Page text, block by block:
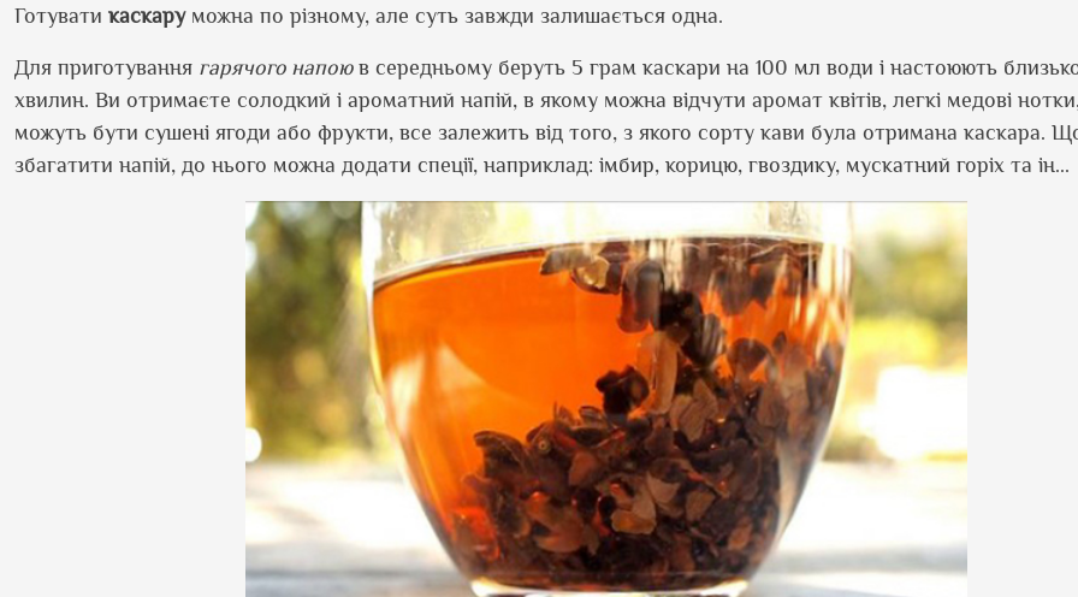
Готувати каскаруможна по різному, але суть завжди залишається одна.
Для приготування гарячого напоюв середньому беруть 5 грам каскари на 100 мл води і настоюють
хвилин. Ви отримаєте солодкий і ароматний напій, в якому можна відчути аромат квітів, легкі медові
можуть бути сушені ягоди або фрукти, все залежить від того, з якого сорту кави була отримана каскара.
збагатити напій, до нього можна додати спеції, наприклад: імбир, корицю, гвоздику, мускатний горіх та ін...